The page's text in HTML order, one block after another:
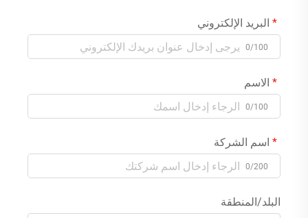
البريد الإلكتروني
0/100
الاسم
0/100
اسم الشركة
0/200
البلد/المنطقة